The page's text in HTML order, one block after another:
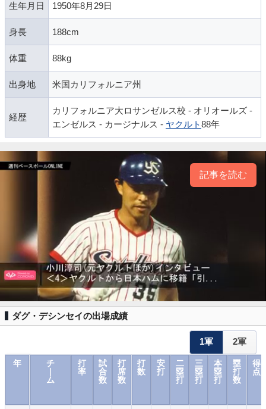
生年月日 1950年8月29日
身長 188cm
体重 88kg
出身地 米国カリフォルニア州
経歴
カリフォルニア大ロサンゼルス校 - オリオールズ -
エンゼルス - カージナルス - ヤクルト88年
記事を読む
ダグ・デシンセイの出場成績
1軍 2軍
年
チ
ム
打
率
試
合
数
打
席
数
打
数
安
打
二
塁
打
三
塁
打
本
塁
打
塁
打
数
得
点